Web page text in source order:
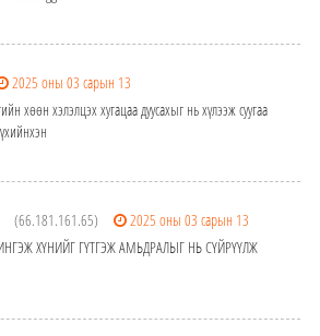
2025 оны 03 сарын 13
хөөн хэлэлцэх хугацаа дуусахыг нь хүлээж суугаа
(66.181.161.65)
2025 оны 03 сарын 13
ХҮНИЙГ ГҮТГЭЖ АМЬДРАЛЫГ НЬ СҮЙРҮҮЛЖ